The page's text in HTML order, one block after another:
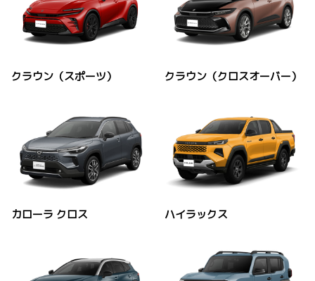
クラウン（スポーツ） クラウン（クロスオーバー）
カローラ クロス ハイラックス